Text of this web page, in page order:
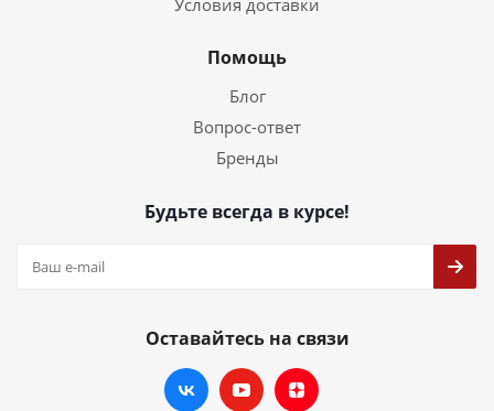
Условия доставки
Помощь
Блог
Вопрос-ответ
Бренды
Будьте всегда в курсе!
Оставайтесь на связи